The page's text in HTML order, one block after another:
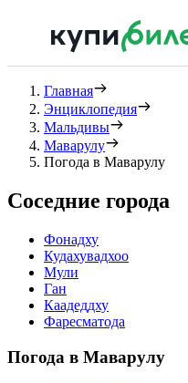
Главная
Энциклопедия
Мальдивы
Маварулу
Погода в Маварулу
Соседние города
Фонадху
Кудахувадхоо
Мули
Ган
Каадеддху
Фаресматода
Погода в Маварулу